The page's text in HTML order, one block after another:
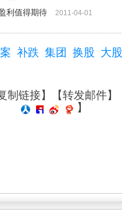
利值得期待 2011-04-01
补跌 集团 换股 大
制链接】【转发邮件】
】